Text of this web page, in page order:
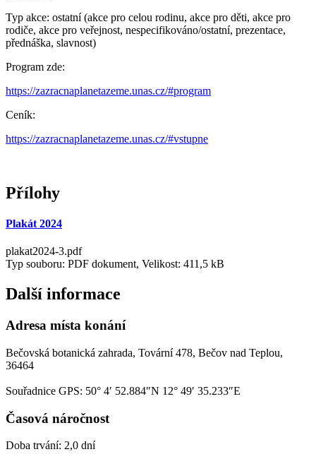
Typ akce: ostatní (akce pro celou rodinu, akce pro děti, akce pro
rodiče, akce pro veřejnost, nespecifikováno/ostatní, prezentace,
přednáška, slavnost)
Program zde:
https://zazracnaplanetazeme.unas.cz/#program
Ceník:
https://zazracnaplanetazeme.unas.cz/#vstupne
Přílohy
Plakát 2024
plakat2024-3.pdf
Typ souboru: PDF dokument, Velikost: 411,5 kB
Další informace
Adresa místa konání
Bečovská botanická zahrada, Tovární 478, Bečov nad Teplou,
36464
Souřadnice GPS: 50° 4′ 52.884″N 12° 49′ 35.233″E
Časová náročnost
Doba trvání: 2,0 dní